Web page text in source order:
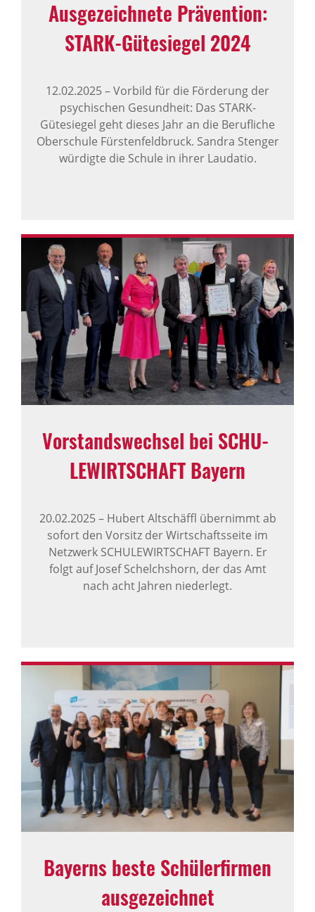
Ausge­zeich­nete Präven­tion:
STARK-​Gütesiegel 2024
12.02.2025–Vorbild für die Förderung der
psychischen Gesundheit: Das STARK-
Gütesiegel geht dieses Jahr an die Berufliche
Oberschule Fürstenfeldbruck. Sandra Stenger
würdigte die Schule in ihrer Laudatio.
Vorstands­wechsel bei SCHU­
LE­WIRT­SCHAFT Bayern
20.02.2025–Hubert Altschäffl übernimmt ab
sofort den Vorsitz der Wirtschaftsseite im
Netzwerk SCHULEWIRTSCHAFT Bayern. Er
folgt auf Josef Schelchshorn, der das Amt
nach acht Jahren niederlegt.
Bayerns beste Schü­ler­firmen
ausge­zeichnet